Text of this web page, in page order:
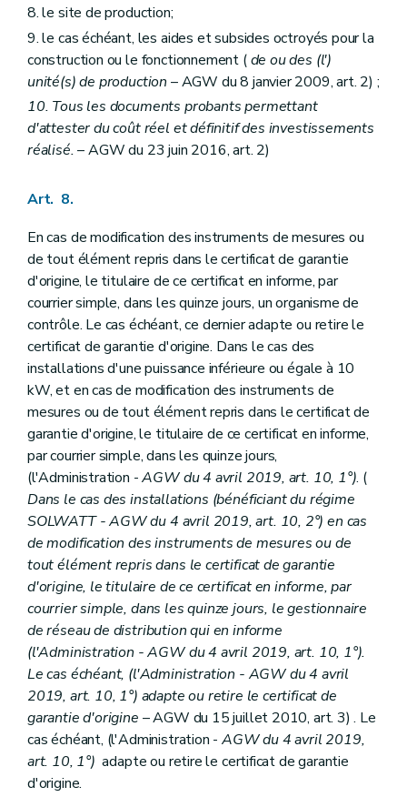
8. le site de production;
9. le cas échéant, les aides et subsides octroyés pour la
construction ou le fonctionnement (de ou des (l')
unité(s) de production – AGW du 8 janvier 2009, art. 2) ;
10. Tous les documents probants permettant
d'attester du coût réel et définitif des investissements
réalisé.– AGW du 23 juin 2016, art. 2)
Art. 8.
En cas de modification des instruments de mesures ou
de tout élément repris dans le certificat de garantie
d'origine, le titulaire de ce certificat en informe, par
courrier simple, dans les quinze jours, un organisme de
contrôle. Le cas échéant, ce dernier adapte ou retire le
certificat de garantie d'origine. Dans le cas des
installations d'une puissance inférieure ou égale à 10
kW, et en cas de modification des instruments de
mesures ou de tout élément repris dans le certificat de
garantie d'origine, le titulaire de ce certificat en informe,
par courrier simple, dans les quinze jours,
(l'Administration -AGW du 4 avril 2019, art. 10, 1°). (
Dans le cas des installations (bénéficiant du régime
SOLWATT - AGW du 4 avril 2019, art. 10, 2°) en cas
de modification des instruments de mesures ou de
tout élément repris dans le certificat de garantie
d'origine, le titulaire de ce certificat en informe, par
courrier simple, dans les quinze jours, le gestionnaire
de réseau de distribution qui en informe
(l'Administration - AGW du 4 avril 2019, art. 10, 1°).
Le cas échéant, (l'Administration - AGW du 4 avril
2019, art. 10, 1°) adapte ou retire le certificat de
garantie d'origine – AGW du 15 juillet 2010, art. 3) . Le
cas échéant, (l'Administration -AGW du 4 avril 2019,
art. 10, 1°) adapte ou retire le certificat de garantie
d'origine.